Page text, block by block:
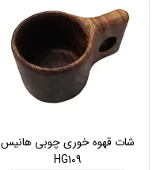
شات قهوه خوری چوبی هانیس
HG109